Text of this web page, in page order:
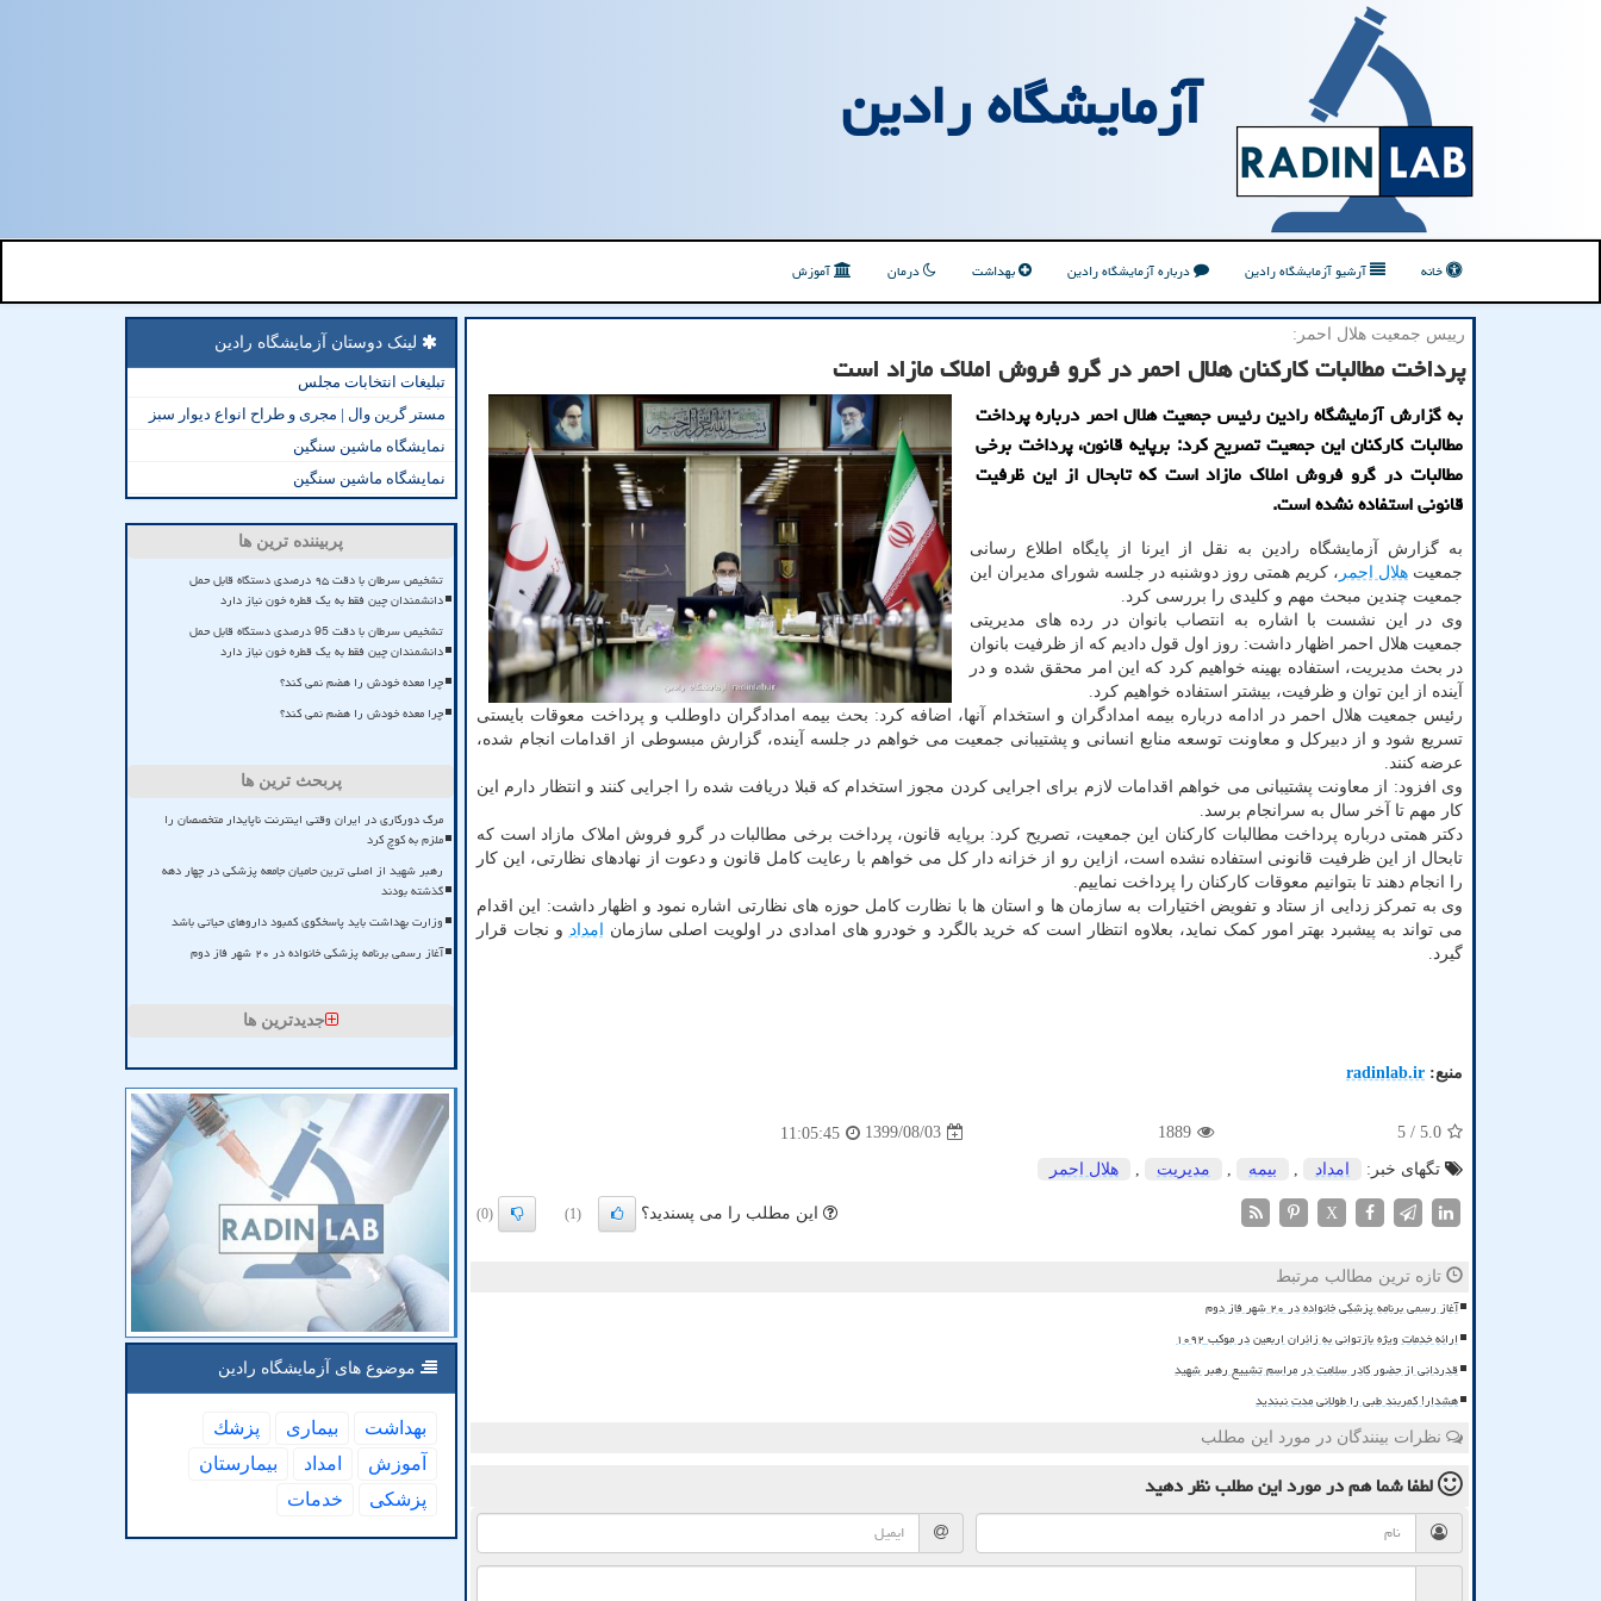
آزمایشگاه رادین
خانه آرشیو آزمایشگاه رادین درباره آزمایشگاه رادین بهداشت درمان آموزش
رییس جمعیت هلال احمر:
پرداخت مطالبات كاركنان هلال احمر در گرو فروش املاك مازاد است
به گزارش آزمایشگاه رادین رئیس جمعیت هلال احمر درباره پرداخت
مطالبات كاركنان این جمعیت تصریح كرد: برپایه قانون، پرداخت برخی
مطالبات در گرو فروش املاك مازاد است كه تابحال از این ظرفیت
قانونی استفاده نشده است.
به گزارش آزمایشگاه رادین به نقل از ایرنا از پایگاه اطلاع رسانی
جمعیت هلال احمر ، کریم همتی روز دوشنبه در جلسه شورای مدیران این
جمعیت چندین مبحث مهم و کلیدی را بررسی کرد.
وی در این نشست با اشاره به انتصاب بانوان در رده های مدیریتی
جمعیت هلال احمر اظهار داشت: روز اول قول دادیم که از ظرفیت بانوان
در بحث مدیریت، استفاده بهینه خواهیم کرد که این امر محقق شده و در
آینده از این توان و ظرفیت، بیشتر استفاده خواهیم کرد.
رئیس جمعیت هلال احمر در ادامه درباره بیمه امدادگران و استخدام آنها، اضافه کرد: بحث بیمه امدادگران داوطلب و پرداخت معوقات بایستی
تسریع شود و از دبیرکل و معاونت توسعه منابع انسانی و پشتیبانی جمعیت می خواهم در جلسه آینده، گزارش مبسوطی از اقدامات انجام شده،
عرضه کنند.
وی افزود: از معاونت پشتیبانی می خواهم اقدامات لازم برای اجرایی کردن مجوز استخدام که قبلا دریافت شده را اجرایی کنند و انتظار دارم این
کار مهم تا آخر سال به سرانجام برسد.
دکتر همتی درباره پرداخت مطالبات کارکنان این جمعیت، تصریح کرد: برپایه قانون، پرداخت برخی مطالبات در گرو فروش املاک مازاد است که
تابحال از این ظرفیت قانونی استفاده نشده است، ازاین رو از خزانه دار کل می خواهم با رعایت کامل قانون و دعوت از نهادهای نظارتی، این کار
را انجام دهند تا بتوانیم معوقات کارکنان را پرداخت نماییم.
وی به تمرکز زدایی از ستاد و تفویض اختیارات به سازمان ها و استان ها با نظارت کامل حوزه های نظارتی اشاره نمود و اظهار داشت: این اقدام
می تواند به پیشبرد بهتر امور کمک نماید، بعلاوه انتظار است که خرید بالگرد و خودرو های امدادی در اولویت اصلی سازمان
امداد و نجات قرار
گیرد.
منبع: radinlab.ir
5.0
/ 5
1889
1399/08/03
11:05:45
تگهای خبر:
امداد بیمه مدیریت هلال احمر
X این مطلب را می پسندید؟ (1)
(0)
تازه ترین مطالب مرتبط
آغاز رسمی برنامه پزشکی خانواده در ۲۰ شهر فاز دوم
ارائه خدمات ویژه بازتوانی به زائران اربعین در موکب ۱۰۹۲
قدردانی از حضور کادر سلامت در مراسم تشییع رهبر شهید
هشدار! کمربند طبی را طولانی مدت نبندید
نظرات بینندگان در مورد این مطلب
لطفا شما همدر مورد این مطلبنظر دهید
لینک دوستان آزمایشگاه رادین
تبلیغات انتخابات مجلس
مستر گرین وال | مجری و طراح انواع دیوار سبز
نمایشگاه ماشین سنگین
نمایشگاه ماشین سنگین
پربیننده ترین ها
تشخیص سرطان با دقت ۹۵ درصدی دستگاه قابل حمل
دانشمندان چین فقط به یک قطره خون نیاز دارد
تشخیص سرطان با دقت 95 درصدی دستگاه قابل حمل
دانشمندان چین فقط به یک قطره خون نیاز دارد
چرا معده خودش را هضم نمی کند؟
چرا معده خودش را هضم نمی کند؟
پربحث ترین ها
مرگ دورکاری در ایران وقتی اینترنت ناپایدار متخصصان را
ملزم به کوچ کرد
رهبر شهید از اصلی ترین حامیان جامعه پزشکی در چهار دهه
گذشته بودند
وزارت بهداشت باید پاسخگوی کمبود داروهای حیاتی باشد
آغاز رسمی برنامه پزشکی خانواده در ۲۰ شهر فاز دوم
جدیدترین ها
موضوع های آزمایشگاه رادین
بهداشت بیماری
پزشك
آموزش
امداد
بیمارستان
پزشكی
خدمات